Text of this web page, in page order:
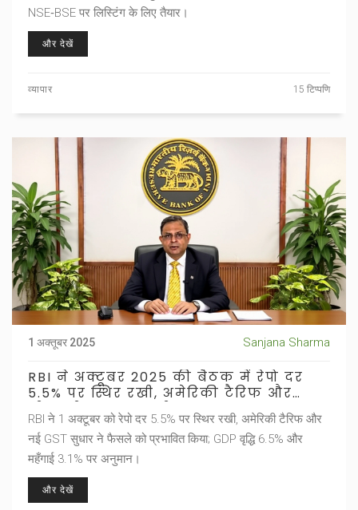
NSE‑BSE पर लिस्टिंग के लिए तैयार।
और देखें
व्यापार 15 टिप्पणि
1 अक्तूबर 2025 Sanjana Sharma
RBI ने अक्टूबर 2025 की बैठक में रेपो दर
5.5% पर स्थिर रखी, अमेरिकी टैरिफ और
जीएसटी सुधार प्रभावी
RBI ने 1 अक्टूबर को रेपो दर 5.5% पर स्थिर रखी, अमेरिकी टैरिफ और
नई GST सुधार ने फैसले को प्रभावित किया; GDP वृद्धि 6.5% और
महँगाई 3.1% पर अनुमान।
और देखें